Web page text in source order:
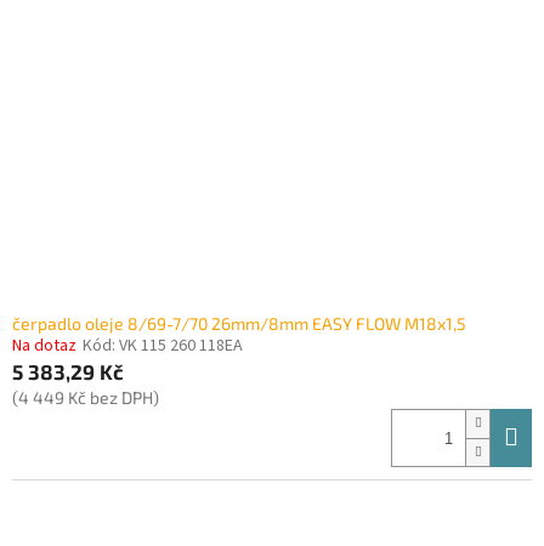
čerpadlo oleje 8/69-7/70 26mm/8mm EASY FLOW M18x1,5
Na dotaz Kód: VK 115 260 118EA
5 383,29 Kč
(4 449 Kč bez DPH)